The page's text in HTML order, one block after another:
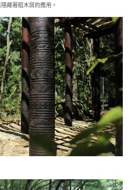
藏著粗木屑的應用。